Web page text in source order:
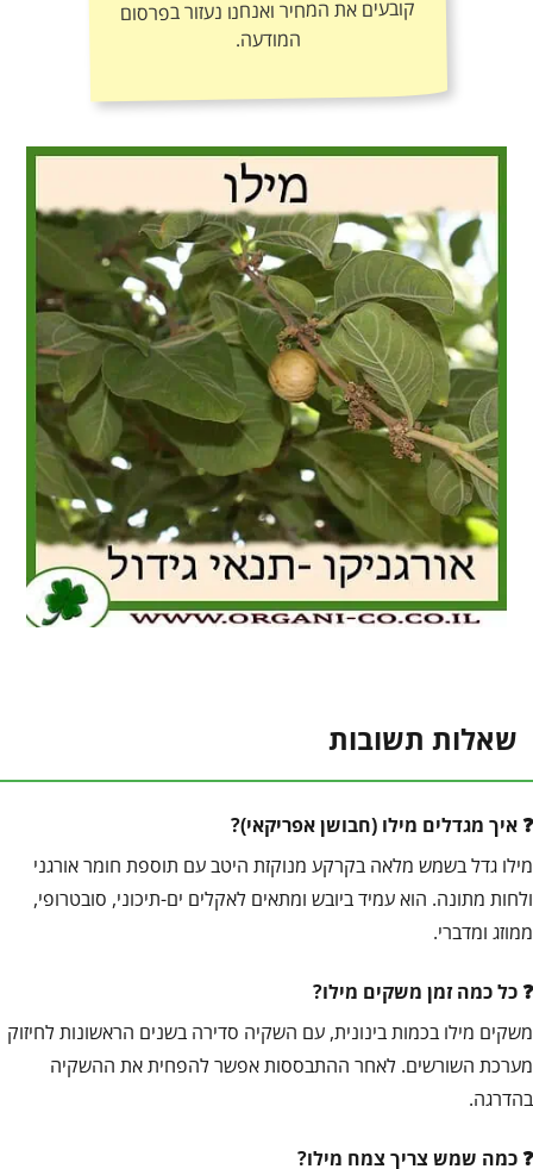
המודעה.
שאלות תשובות
איך מגדלים מילו (חבושן אפריקאי)?
מילו גדל בשמש מלאה בקרקע מנוקזת היטב עם תוספת חומר אורגני
ולחות מתונה. הוא עמיד ביובש ומתאים לאקלים ים-תיכוני, סובטרופי,
ממוזג ומדברי.
כל כמה זמן משקים מילו?
משקים מילו בכמות בינונית, עם השקיה סדירה בשנים הראשונות לחיזוק
מערכת השורשים. לאחר ההתבססות אפשר להפחית את ההשקיה
בהדרגה.
כמה שמש צריך צמח מילו?